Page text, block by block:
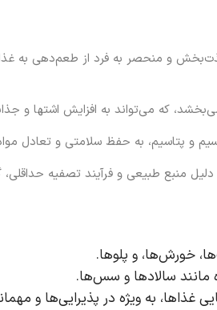
و منحصر به فرد از طعم‌دهی به
که می‌تواند به افزایش اشتها و
و پتاسیم، به حفظ سلامتی و تعادل
منبع طبیعی و فرآیند تصفیه حداقلی،
خورش‌ها، و پلوها.
مانند سالادها و سس‌ها.
غذاها، به ویژه در پذیرایی‌ها و